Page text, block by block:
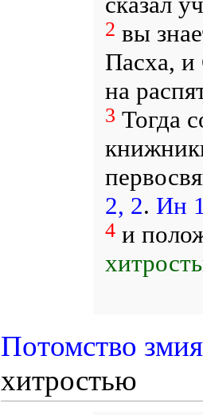
2 вы
Пасха, и
на
3 Тогда
2, 2. Ин
4и
Потомство змия
хитростью